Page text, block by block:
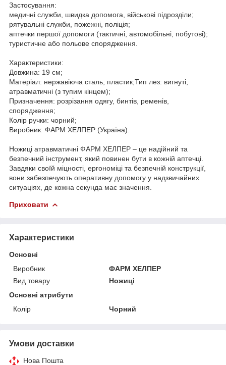
Застосування:
медичні служби, швидка допомога, військові підрозділи;
рятувальні служби, пожежні, поліція;
аптечки першої допомоги (тактичні, автомобільні, побутові);
туристичне або польове спорядження.
Характеристики:
Довжина: 19 см;
Матеріал: нержавіюча сталь, пластик;Тип лез: вигнуті,
атравматичні (з тупим кінцем);
Призначення: розрізання одягу, бинтів, ременів,
спорядження;
Колір ручки: чорний;
Виробник: ФАРМ ХЕЛПЕР (Україна).
Ножиці атравматичні ФАРМ ХЕЛПЕР – це надійний та
безпечний інструмент, який повинен бути в кожній аптечці.
Завдяки своїй міцності, ергономіці та безпечній конструкції,
вони забезпечують оперативну допомогу у надзвичайних
ситуаціях, де кожна секунда має значення.
Приховати
Характеристики
Основні
Виробник
ФАРМ ХЕЛПЕР
Вид товару
Ножиці
Основні атрибути
Колір
Чорний
Умови доставки
Нова Пошта